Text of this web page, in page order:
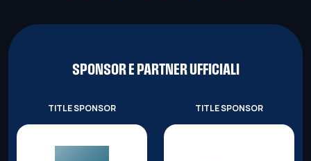
SPONSOR E PARTNER UFFICIALI
TITLE SPONSOR TITLE SPONSOR